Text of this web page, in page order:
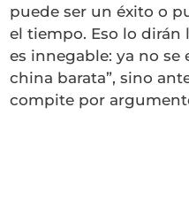
puede ser un éxito o
el tiempo. Eso lo dirán
es innegable: ya no se
china barata”, sino
compite por